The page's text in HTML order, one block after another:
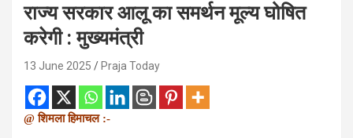
राज्य सरकार आलू का समर्थन मूल्य घोषित
करेगी : मुख्यमंत्री
13 June 2025 Praja Today
@ शिमला हिमाचल :-